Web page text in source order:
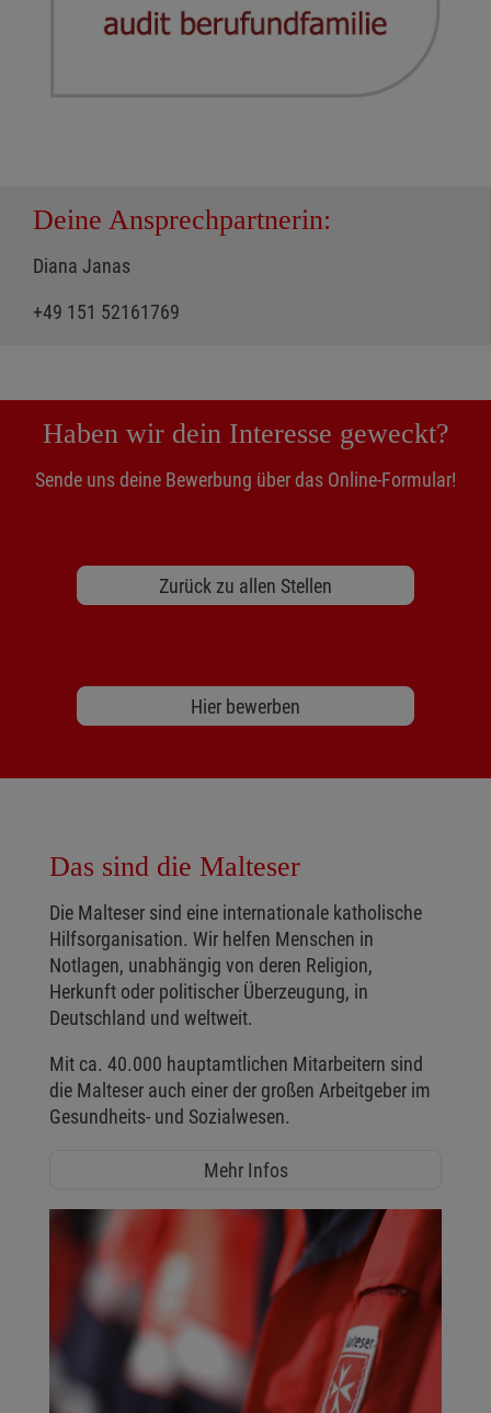
Deine Ansprechpartnerin:
Diana Janas
+49 151 52161769
Haben wir dein Interesse geweckt?
Sende uns deine Bewerbung über das Online-Formular!
Zurück zu allen Stellen
Hier bewerben
Das sind die Malteser
Die Malteser sind eine internationale katholische
Hilfsorganisation. Wir helfen Menschen in
Notlagen, unabhängig von deren Religion,
Herkunft oder politischer Überzeugung, in
Deutschland und weltweit.
Mit ca. 40.000 hauptamtlichen Mitarbeitern sind
die Malteser auch einer der großen Arbeitgeber im
Gesundheits- und Sozialwesen.
Mehr Infos